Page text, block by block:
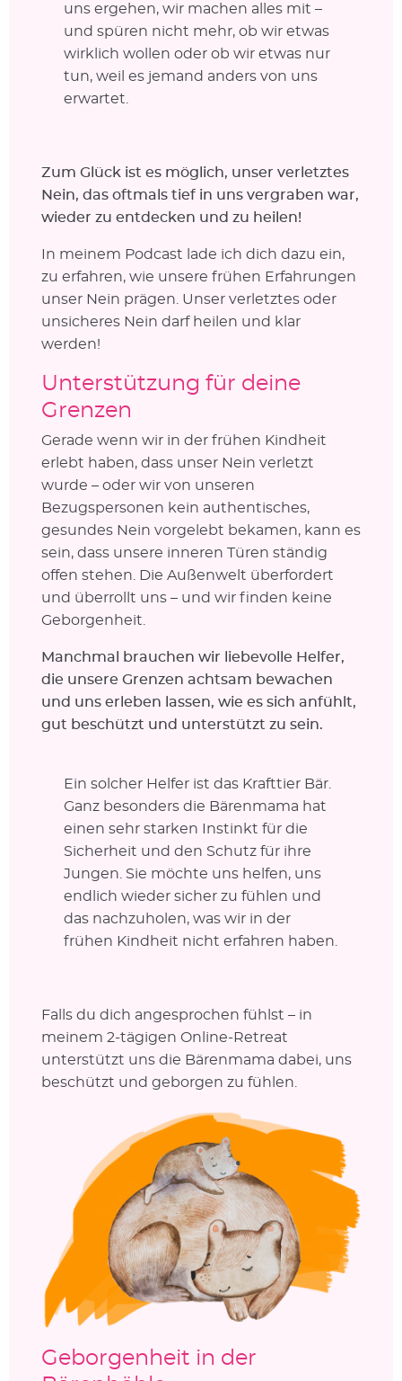
uns ergehen, wir machen alles mit –
und spüren nicht mehr, ob wir etwas
wirklich wollen oder ob wir etwas nur
tun, weil es jemand anders von uns
erwartet.
Zum Glück ist es möglich, unser verletztes
Nein, das oftmals tief in uns vergraben war,
wieder zu entdecken und zu heilen!
In meinem Podcast lade ich dich dazu ein,
zu erfahren, wie unsere frühen Erfahrungen
unser Nein prägen. Unser verletztes oder
unsicheres Nein darf heilen und klar
werden!
Unterstützung für deine
Grenzen
Gerade wenn wir in der frühen Kindheit
erlebt haben, dass unser Nein verletzt
wurde – oder wir von unseren
Bezugspersonen kein authentisches,
gesundes Nein vorgelebt bekamen, kann es
sein, dass unsere inneren Türen ständig
offen stehen. Die Außenwelt überfordert
und überrollt uns – und wir finden keine
Geborgenheit.
Manchmal brauchen wir liebevolle Helfer,
die unsere Grenzen achtsam bewachen
und uns erleben lassen, wie es sich anfühlt,
gut beschützt und unterstützt zu sein.
Ein solcher Helfer ist das Krafttier Bär.
Ganz besonders die Bärenmama hat
einen sehr starken Instinkt für die
Sicherheit und den Schutz für ihre
Jungen. Sie möchte uns helfen, uns
endlich wieder sicher zu fühlen und
das nachzuholen, was wir in der
frühen Kindheit nicht erfahren haben.
Falls du dich angesprochen fühlst – in
meinem 2-tägigen Online-Retreat
unterstützt uns die Bärenmama dabei, uns
beschützt und geborgen zu fühlen.
Geborgenheit in der